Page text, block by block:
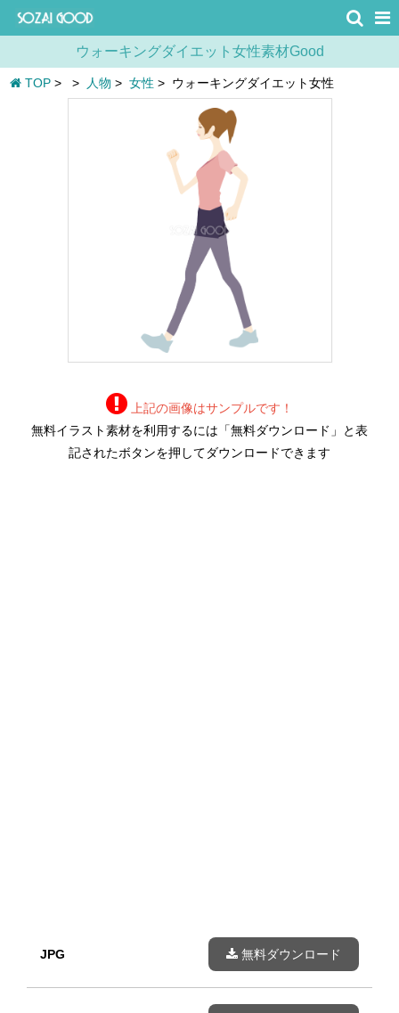
ウォーキングダイエット女性素材Good
TOP > > 人物 > 女性 > ウォーキングダイエット女性
上記の画像はサンプルです！
無料イラスト素材を利用するには「無料ダウンロード」と表
記されたボタンを押してダウンロードできます
JPG 無料ダウンロード